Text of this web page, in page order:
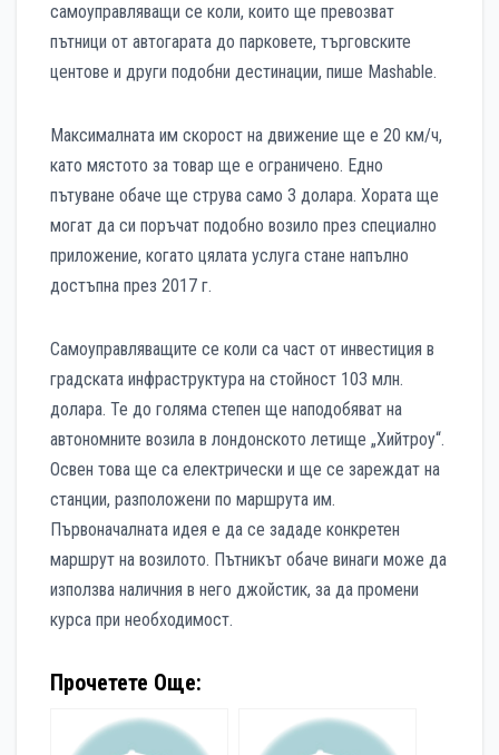
самоуправляващи се коли, които ще превозват
пътници от автогарата до парковете, търговските
центове и други подобни дестинации, пише Mashable.
Максималната им скорост на движение ще е 20 км/ч,
като мястото за товар ще е ограничено. Едно
пътуване обаче ще струва само 3 долара. Хората ще
могат да си поръчат подобно возило през специално
приложение, когато цялата услуга стане напълно
достъпна през 2017 г.
Самоуправляващите се коли са част от инвестиция в
градската инфраструктура на стойност 103 млн.
долара. Те до голяма степен ще наподобяват на
автономните возила в лондонското летище „Хийтроу“.
Освен това ще са електрически и ще се зареждат на
станции, разположени по маршрута им.
Първоначалната идея е да се зададе конкретен
маршрут на возилото. Пътникът обаче винаги може да
използва наличния в него джойстик, за да промени
курса при необходимост.
Прочетете Още: